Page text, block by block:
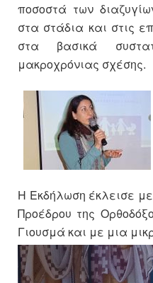
ποσοστά των
στα στάδια και στις
στα βασικά
μακροχρόνιας σχέσης.
Η Εκδήλωση έκλεισε
Προέδρου της
Γιουσμά και με μια